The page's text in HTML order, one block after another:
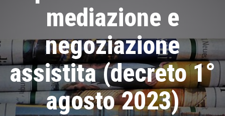
mediazione e
negoziazione
assistita (decreto 1°
agosto 2023)